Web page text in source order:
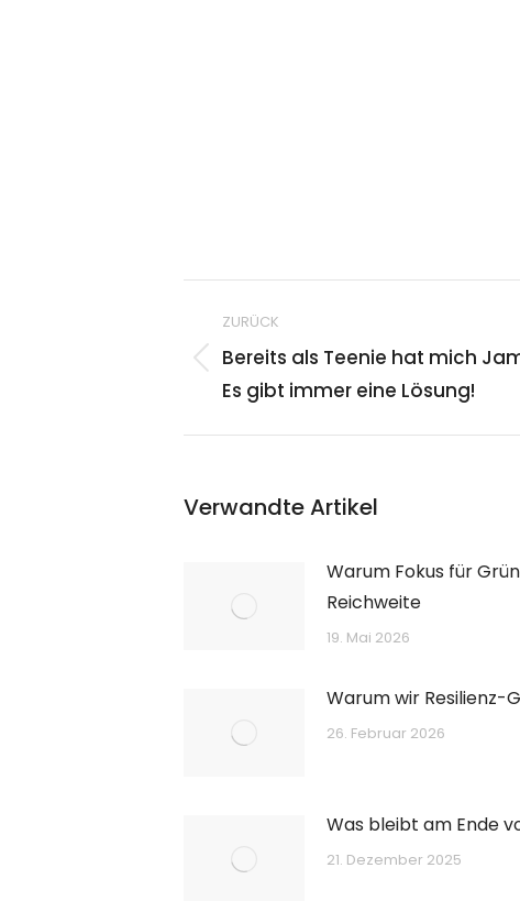
ZURÜCK
Bereits als Teenie hat mich
Es gibt immer eine Lösung!
Verwandte Artikel
Warum Fokus für
Reichweite
19. Mai 2026
Warum wir Resilienz-
26. Februar 2026
Was bleibt am Ende
21. Dezember 2025